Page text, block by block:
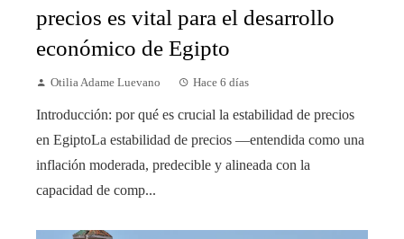
precios es vital para el desarrollo
económico de Egipto
Otilia Adame Luevano Hace 6 días
Introducción: por qué es crucial la estabilidad de precios
en EgiptoLa estabilidad de precios —entendida como una
inflación moderada, predecible y alineada con la
capacidad de comp...